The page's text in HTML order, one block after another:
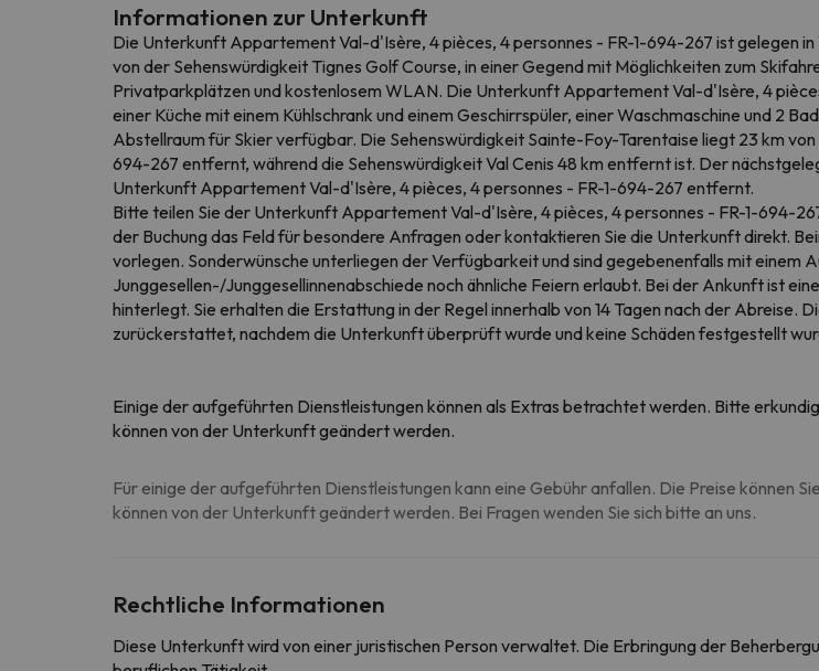
Informationen zur Unterkunft
Die Unterkunft Appartement Val-d'Isère, 4 pièces, 4 personnes - FR-1-694-267 ist gelegen in
von der Sehenswürdigkeit Tignes Golf Course, in einer Gegend mit Möglichkeiten zum
Privatparkplätzen und kostenlosem WLAN. Die Unterkunft Appartement Val-d'Isère, 4
einer Küche mit einem Kühlschrank und einem Geschirrspüler, einer Waschmaschine und 2
Abstellraum für Skier verfügbar. Die Sehenswürdigkeit Sainte-Foy-Tarentaise liegt 23 km
694-267 entfernt, während die Sehenswürdigkeit Val Cenis 48 km entfernt ist. Der
Unterkunft Appartement Val-d'Isère, 4 pièces, 4 personnes - FR-1-694-267 entfernt.
Bitte teilen Sie der Unterkunft Appartement Val-d'Isère, 4 pièces, 4 personnes - FR-1-694-
der Buchung das Feld für besondere Anfragen oder kontaktieren Sie die Unterkunft direkt.
vorlegen. Sonderwünsche unterliegen der Verfügbarkeit und sind gegebenenfalls mit einem
Junggesellen-/Junggesellinnenabschiede noch ähnliche Feiern erlaubt. Bei der Ankunft ist
hinterlegt. Sie erhalten die Erstattung in der Regel innerhalb von 14 Tagen nach der Abreise.
zurückerstattet, nachdem die Unterkunft überprüft wurde und keine Schäden festgestellt
Einige der aufgeführten Dienstleistungen können als Extras betrachtet werden. Bitte
können von der Unterkunft geändert werden.
Für einige der aufgeführten Dienstleistungen kann eine Gebühr anfallen. Die Preise können
können von der Unterkunft geändert werden. Bei Fragen wenden Sie sich bitte an uns.
Rechtliche Informationen
Diese Unterkunft wird von einer juristischen Person verwaltet. Die Erbringung der